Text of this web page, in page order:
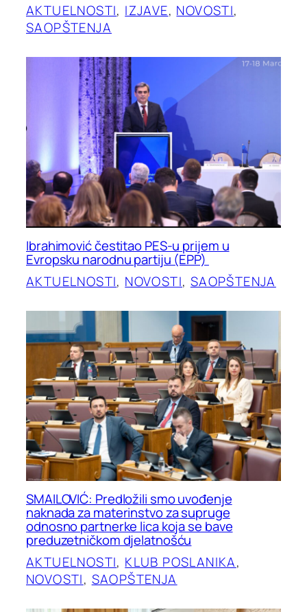
AKTUELNOSTI, IZJAVE, NOVOSTI
SAOPŠTENJA
Ibrahimović čestitao PES-u prijem u
Evropsku narodnu partiju (EPP)
AKTUELNOSTI, NOVOSTI, SAOPŠTENJA
SMAILOVIĆ: Predložili smo uvođenje
naknada za materinstvo za supruge
odnosno partnerke lica koja se bave
preduzetničkom djelatnošću
AKTUELNOSTI, KLUB POSLANIKA
NOVOSTI, SAOPŠTENJA